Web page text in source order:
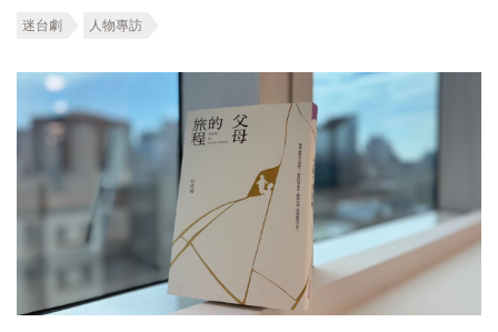
迷台劇 人物專訪